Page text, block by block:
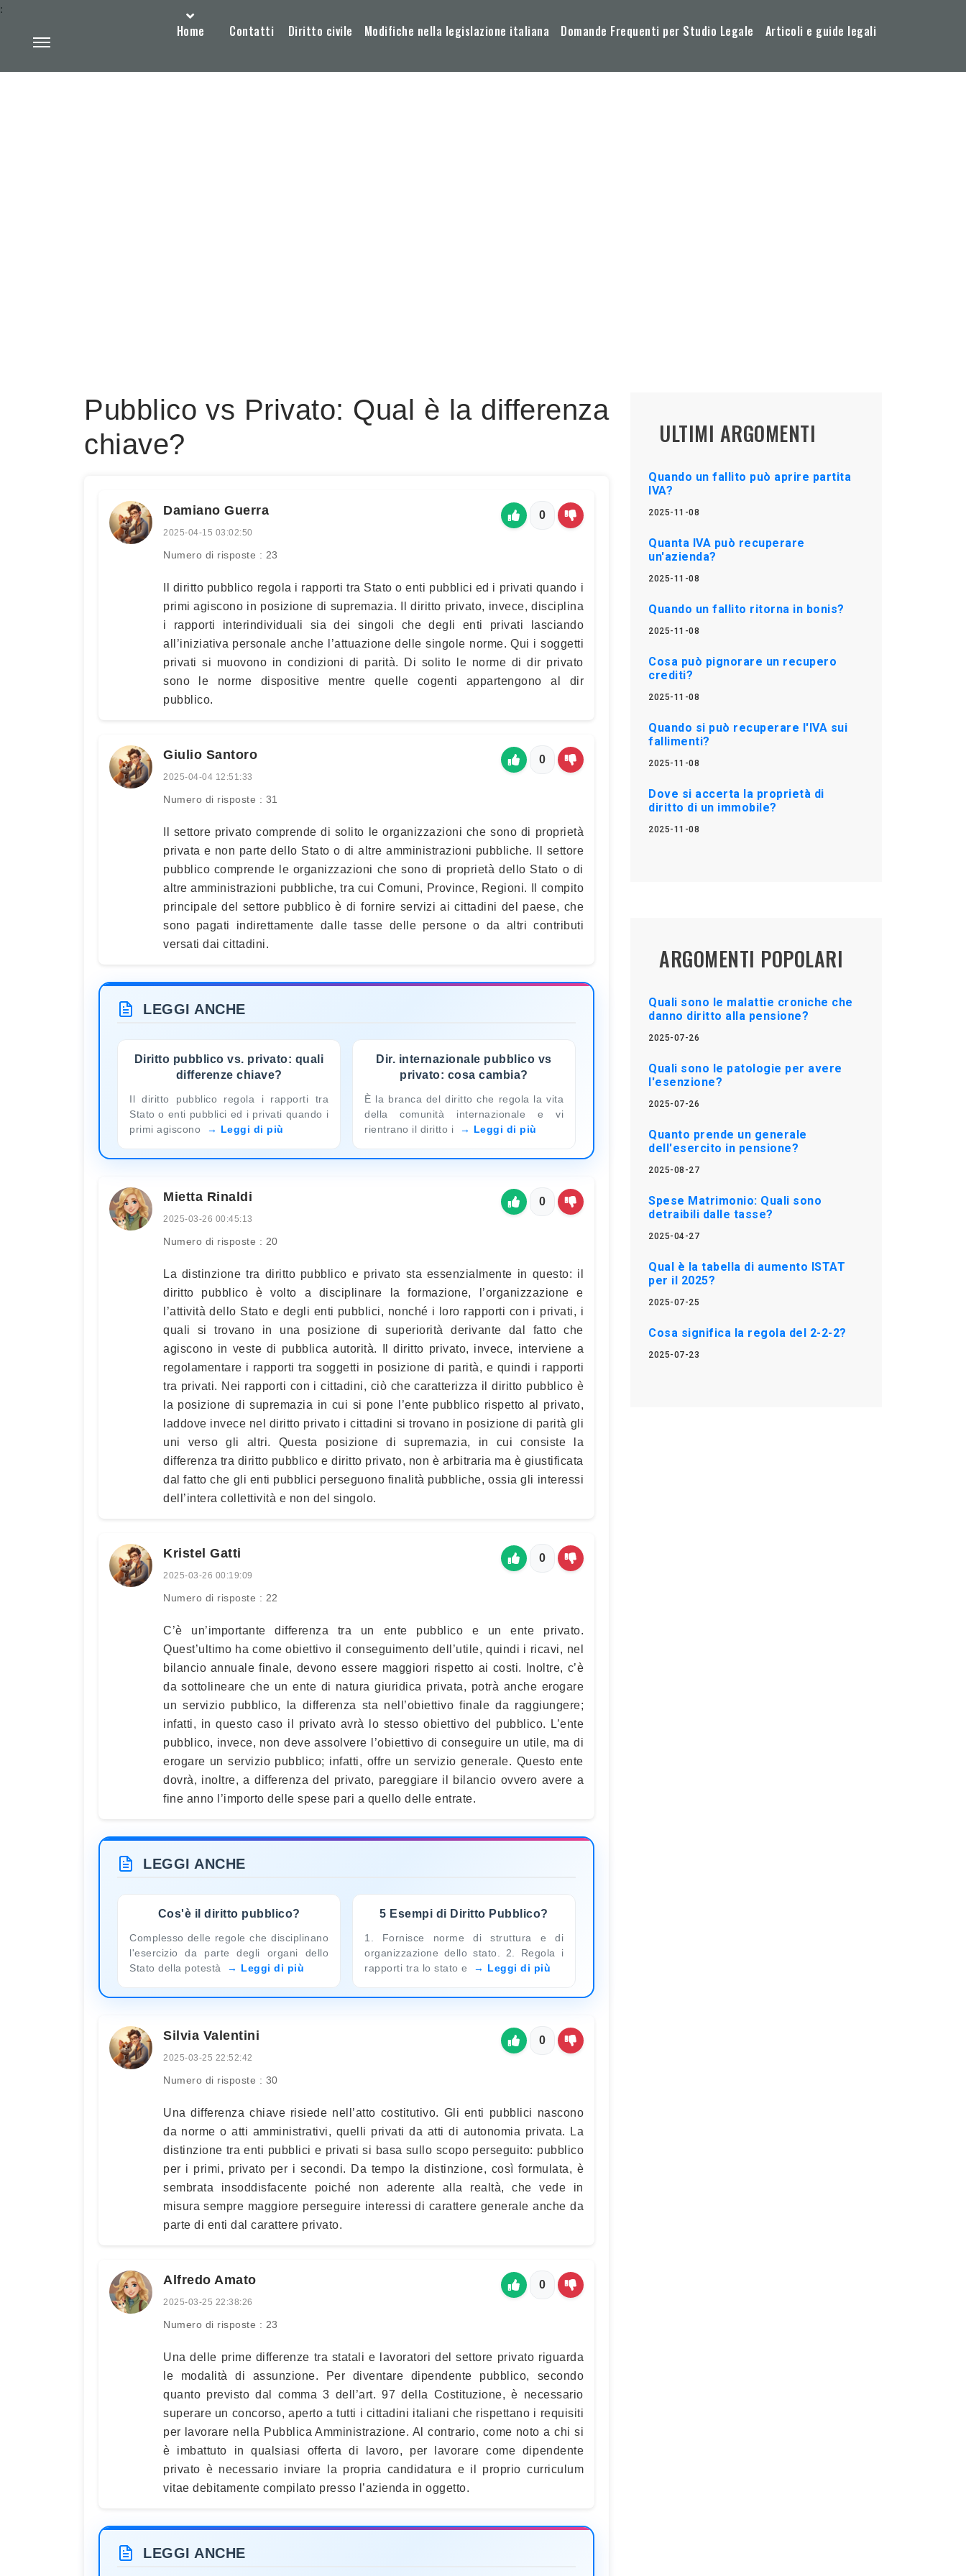
Home Contatti Diritto civile Modifiche nella legislazione italiana Domande Frequenti per Studio Legale Articoli e guide legali
:
Pubblico vs Privato: Qual è la differenza
chiave?
Damiano Guerra
2025-04-15 03:02:50
Numero di risposte : 23
0
Il diritto pubblico regola i rapporti tra Stato o enti pubblici ed i privati quando i
primi agiscono in posizione di supremazia. Il diritto privato, invece, disciplina
i rapporti interindividuali sia dei singoli che degli enti privati lasciando
all’iniziativa personale anche l’attuazione delle singole norme. Qui i soggetti
privati si muovono in condizioni di parità. Di solito le norme di dir privato
sono le norme dispositive mentre quelle cogenti appartengono al dir
pubblico.
Giulio Santoro
2025-04-04 12:51:33
Numero di risposte : 31
0
Il settore privato comprende di solito le organizzazioni che sono di proprietà
privata e non parte dello Stato o di altre amministrazioni pubbliche. Il settore
pubblico comprende le organizzazioni che sono di proprietà dello Stato o di
altre amministrazioni pubbliche, tra cui Comuni, Province, Regioni. Il compito
principale del settore pubblico è di fornire servizi ai cittadini del paese, che
sono pagati indirettamente dalle tasse delle persone o da altri contributi
versati dai cittadini.
LEGGI ANCHE
Diritto pubblico vs. privato: quali
differenze chiave?
Il diritto pubblico regola i rapporti tra
Stato o enti pubblici ed i privati quando i
primi agiscono
Leggi di più
Dir. internazionale pubblico vs
privato: cosa cambia?
È la branca del diritto che regola la vita
della comunità internazionale e vi
rientrano il diritto i
Leggi di più
Mietta Rinaldi
2025-03-26 00:45:13
Numero di risposte : 20
0
La distinzione tra diritto pubblico e privato sta essenzialmente in questo: il
diritto pubblico è volto a disciplinare la formazione, l’organizzazione e
l’attività dello Stato e degli enti pubblici, nonché i loro rapporti con i privati, i
quali si trovano in una posizione di superiorità derivante dal fatto che
agiscono in veste di pubblica autorità. Il diritto privato, invece, interviene a
regolamentare i rapporti tra soggetti in posizione di parità, e quindi i rapporti
tra privati. Nei rapporti con i cittadini, ciò che caratterizza il diritto pubblico è
la posizione di supremazia in cui si pone l’ente pubblico rispetto al privato,
laddove invece nel diritto privato i cittadini si trovano in posizione di parità gli
uni verso gli altri. Questa posizione di supremazia, in cui consiste la
differenza tra diritto pubblico e diritto privato, non è arbitraria ma è giustificata
dal fatto che gli enti pubblici perseguono finalità pubbliche, ossia gli interessi
dell’intera collettività e non del singolo.
Kristel Gatti
2025-03-26 00:19:09
Numero di risposte : 22
0
C’è un’importante differenza tra un ente pubblico e un ente privato.
Quest’ultimo ha come obiettivo il conseguimento dell’utile, quindi i ricavi, nel
bilancio annuale finale, devono essere maggiori rispetto ai costi. Inoltre, c’è
da sottolineare che un ente di natura giuridica privata, potrà anche erogare
un servizio pubblico, la differenza sta nell’obiettivo finale da raggiungere;
infatti, in questo caso il privato avrà lo stesso obiettivo del pubblico. L’ente
pubblico, invece, non deve assolvere l’obiettivo di conseguire un utile, ma di
erogare un servizio pubblico; infatti, offre un servizio generale. Questo ente
dovrà, inoltre, a differenza del privato, pareggiare il bilancio ovvero avere a
fine anno l’importo delle spese pari a quello delle entrate.
LEGGI ANCHE
Cos'è il diritto pubblico?
Complesso delle regole che disciplinano
l'esercizio da parte degli organi dello
Stato della potestà
Leggi di più
5 Esempi di Diritto Pubblico?
1. Fornisce norme di struttura e di
organizzazione dello stato. 2. Regola i
rapporti tra lo stato e
Leggi di più
Silvia Valentini
2025-03-25 22:52:42
Numero di risposte : 30
0
Una differenza chiave risiede nell’atto costitutivo. Gli enti pubblici nascono
da norme o atti amministrativi, quelli privati da atti di autonomia privata. La
distinzione tra enti pubblici e privati si basa sullo scopo perseguito: pubblico
per i primi, privato per i secondi. Da tempo la distinzione, così formulata, è
sembrata insoddisfacente poiché non aderente alla realtà, che vede in
misura sempre maggiore perseguire interessi di carattere generale anche da
parte di enti dal carattere privato.
Alfredo Amato
2025-03-25 22:38:26
Numero di risposte : 23
0
Una delle prime differenze tra statali e lavoratori del settore privato riguarda
le modalità di assunzione. Per diventare dipendente pubblico, secondo
quanto previsto dal comma 3 dell’art. 97 della Costituzione, è necessario
superare un concorso, aperto a tutti i cittadini italiani che rispettano i requisiti
per lavorare nella Pubblica Amministrazione. Al contrario, come noto a chi si
è imbattuto in qualsiasi offerta di lavoro, per lavorare come dipendente
privato è necessario inviare la propria candidatura e il proprio curriculum
vitae debitamente compilato presso l’azienda in oggetto.
LEGGI ANCHE
ULTIMI ARGOMENTI
Quando un fallito può aprire partita
IVA?
2025-11-08
Quanta IVA può recuperare
un'azienda?
2025-11-08
Quando un fallito ritorna in bonis?
2025-11-08
Cosa può pignorare un recupero
crediti?
2025-11-08
Quando si può recuperare l'IVA sui
fallimenti?
2025-11-08
Dove si accerta la proprietà di
diritto di un immobile?
2025-11-08
ARGOMENTI POPOLARI
Quali sono le malattie croniche che
danno diritto alla pensione?
2025-07-26
Quali sono le patologie per avere
l'esenzione?
2025-07-26
Quanto prende un generale
dell'esercito in pensione?
2025-08-27
Spese Matrimonio: Quali sono
detraibili dalle tasse?
2025-04-27
Qual è la tabella di aumento ISTAT
per il 2025?
2025-07-25
Cosa significa la regola del 2-2-2?
2025-07-23